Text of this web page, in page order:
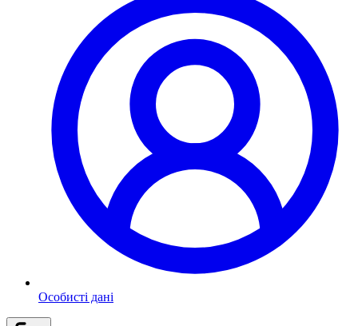
Особисті дані